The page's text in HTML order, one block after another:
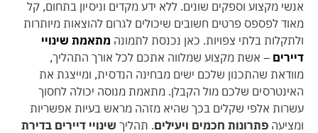
אנשי מקצוע וספקים שונים. ללא ידע מקדים וניסיון בתחום, קל
מאוד לפספס פרטים חשובים שיכולים לגרום להוצאות מיותרות
ולתקלות בלתי צפויות. כאן נכנסת לתמונה מתאמת שינויי
דיירים – אשת מקצוע שמלווה אתכם לכל אורך התהליך,
מוודאת שהתכנון שלכם ישים מבחינה הנדסית, ומייצגת את
האינטרסים שלכם מול הקבלן. מתאמת מנוסה יכולה לחסוך
עשרות אלפי שקלים בכך שהיא מזהה מראש בעיות אפשריות
ומציעה פתרונות חכמים ויעילים. תהליך שינויי דיירים בדירת